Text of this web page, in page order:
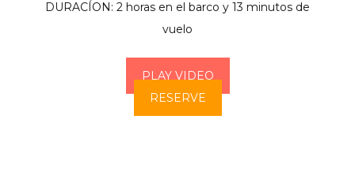
DURACÍON: 2 horas en el barco y 13 minutos de
vuelo
PLAY VIDEO
RESERVE